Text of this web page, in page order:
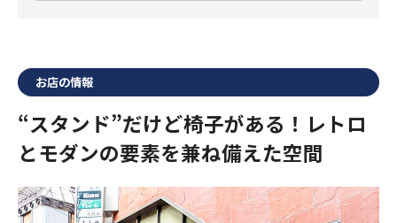
お店の情報
“スタンド”だけど椅子がある！レトロ
とモダンの要素を兼ね備えた空間